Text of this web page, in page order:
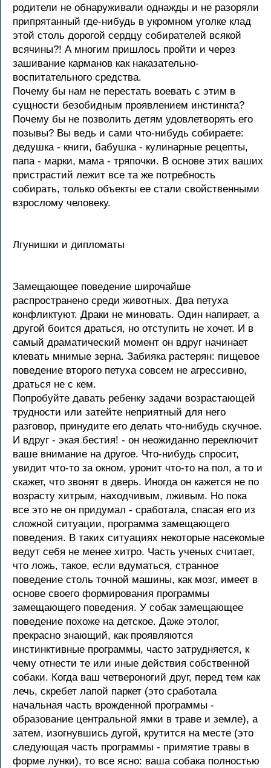
родители не обнаруживали однажды и не разоряли
припрятанный где-нибудь в укромном уголке клад
этой столь дорогой сердцу собирателей всякой
всячины?! А многим пришлось пройти и через
зашивание карманов как наказательно-
воспитательного средства.
Почему бы нам не перестать воевать с этим в
сущности безобидным проявлением инстинкта?
Почему бы не позволить детям удовлетворять его
позывы? Вы ведь и сами что-нибудь собираете:
дедушка - книги, бабушка - кулинарные рецепты,
папа - марки, мама - тряпочки. В основе этих ваших
пристрастий лежит все та же потребность
собирать, только объекты ее стали свойственными
взрослому человеку.
Лгунишки и дипломаты
Замещающее поведение широчайше
распространено среди животных. Два петуха
конфликтуют. Драки не миновать. Один напирает, а
другой боится драться, но отступить не хочет. И в
самый драматический момент он вдруг начинает
клевать мнимые зерна. Забияка растерян: пищевое
поведение второго петуха совсем не агрессивно,
драться не с кем.
Попробуйте давать ребенку задачи возрастающей
трудности или затейте неприятный для него
разговор, принудите его делать что-нибудь скучное.
И вдруг - экая бестия! - он неожиданно переключит
ваше внимание на другое. Что-нибудь спросит,
увидит что-то за окном, уронит что-то на пол, а то и
скажет, что звонят в дверь. Иногда он кажется не по
возрасту хитрым, находчивым, лживым. Но пока
все это не он придумал - сработала, спасая его из
сложной ситуации, программа замещающего
поведения. В таких ситуациях некоторые насекомые
ведут себя не менее хитро. Часть ученых считает,
что ложь, такое, если вдуматься, странное
поведение столь точной машины, как мозг, имеет в
основе своего формирования программы
замещающего поведения. У собак замещающее
поведение похоже на детское. Даже этолог,
прекрасно знающий, как проявляются
инстинктивные программы, часто затрудняется, к
чему отнести те или иные действия собственной
собаки. Когда ваш четвероногий друг, перед тем как
лечь, скребет лапой паркет (это сработала
начальная часть врожденной программы -
образование центральной ямки в траве и земле), а
затем, изогнувшись дугой, крутится на месте (это
следующая часть программы - примятие травы в
форме лунки), то все ясно: ваша собака полностью